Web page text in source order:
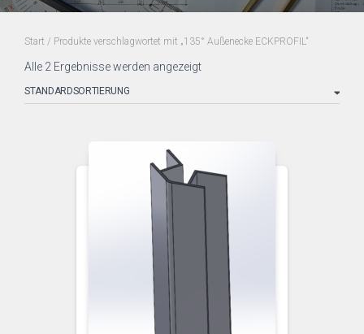
Start / Produkte verschlagwortet mit „135° Außenecke ECKPROFIL“
Alle 2 Ergebnisse werden angezeigt